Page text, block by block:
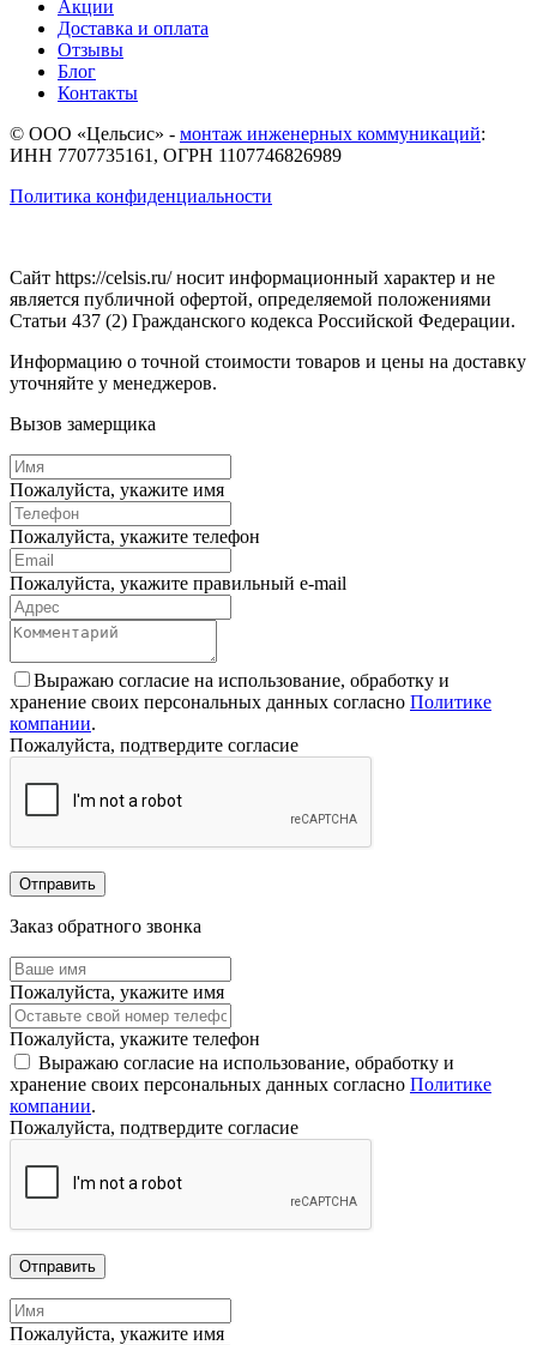
Акции
Доставка и оплата
Отзывы
Блог
Контакты
© ООО «Цельсис» - монтаж инженерных коммуникаций:
ИНН 7707735161, ОГРН 1107746826989
Политика конфиденциальности
Сайт https://celsis.ru/ носит информационный характер и не
является публичной офертой, определяемой положениями
Статьи 437 (2) Гражданского кодекса Российской Федерации.
Информацию о точной стоимости товаров и цены на доставку
уточняйте у менеджеров.
Вызов замерщика
Пожалуйста, укажите имя
Пожалуйста, укажите телефон
Пожалуйста, укажите правильный e-mail
Выражаю согласие на использование, обработку и
хранение своих персональных данных согласно Политике
компании.
Пожалуйста, подтвердите согласие
Отправить
Заказ обратного звонка
Пожалуйста, укажите имя
Пожалуйста, укажите телефон
Выражаю согласие на использование, обработку и
хранение своих персональных данных согласно Политике
компании.
Пожалуйста, подтвердите согласие
Отправить
Пожалуйста, укажите имя